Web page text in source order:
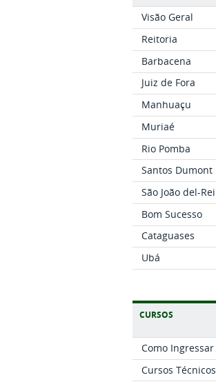
Visão Geral
Reitoria
Barbacena
Juiz de Fora
Manhuaçu
Muriaé
Rio Pomba
Santos Dumont
São João del-Rei
Bom Sucesso
Cataguases
Ubá
CURSOS
Como Ingressar
Cursos Técnicos